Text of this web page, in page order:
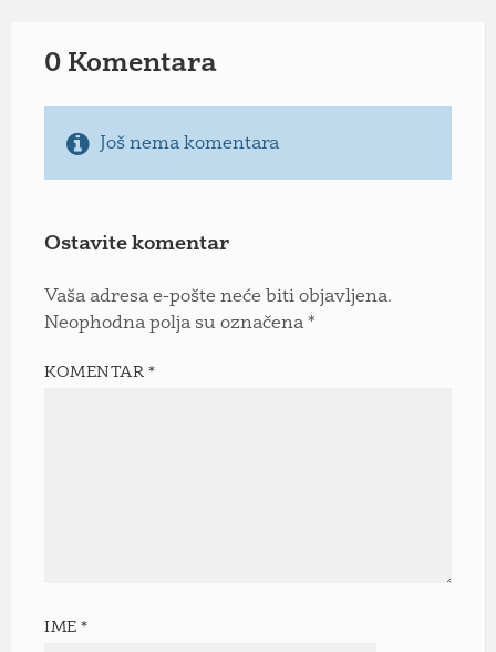
0 Komentara
Još nema komentara
Ostavite komentar
Vaša adresa e-pošte neće biti objavljena.
Neophodna polja su označena *
KOMENTAR*
IME*